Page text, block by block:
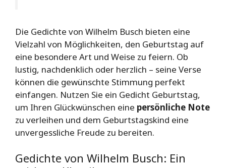
Die Gedichte von Wilhelm Busch bieten eine
Vielzahl von Möglichkeiten, den Geburtstag auf
eine besondere Art und Weise zu feiern. Ob
lustig, nachdenklich oder herzlich – seine Verse
können die gewünschte Stimmung perfekt
einfangen. Nutzen Sie ein Gedicht Geburtstag,
um Ihren Glückwünschen eine persönliche Note
zu verleihen und dem Geburtstagskind eine
unvergessliche Freude zu bereiten.
Gedichte von Wilhelm Busch: Ein